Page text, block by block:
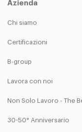
Azienda
Chi siamo
Certificazioni
B-group
Lavora con noi
Non Solo Lavoro - The
30-50° Anniversario